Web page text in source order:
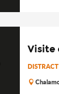
Visite